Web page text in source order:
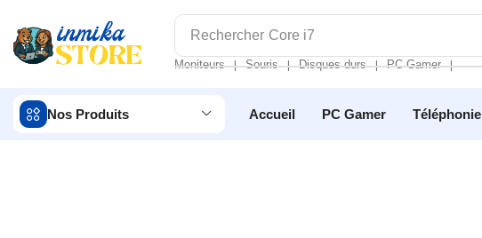
Rechercher Core i7
Moniteurs ❘ Souris ❘ Disques durs ❘ PC Gamer ❘
Nos Produits Accueil PC Gamer Téléphonie